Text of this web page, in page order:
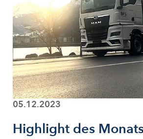
05.12.2023
Highlight des Monats